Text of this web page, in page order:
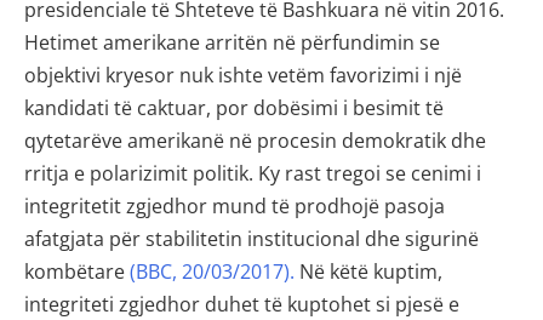
presidenciale të Shteteve të Bashkuara në vitin 2016.
Hetimet amerikane arritën në përfundimin se
objektivi kryesor nuk ishte vetëm favorizimi i një
kandidati të caktuar, por dobësimi i besimit të
qytetarëve amerikanë në procesin demokratik dhe
rritja e polarizimit politik. Ky rast tregoi se cenimi i
integritetit zgjedhor mund të prodhojë pasoja
afatgjata për stabilitetin institucional dhe sigurinë
kombëtare(BBC, 20/03/2017). Në këtë kuptim,
integriteti zgjedhor duhet të kuptohet si pjesë e